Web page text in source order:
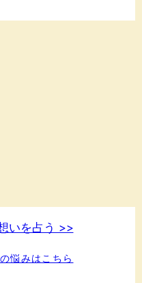
いを占う >>
悩みはこちら